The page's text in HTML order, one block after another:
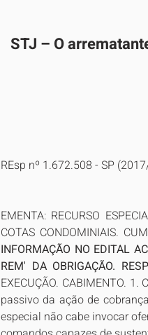
STJ – O
REsp nº 1.672.508 - SP
EMENTA: RECURSO
COTAS CONDOMINIAIS.
INFORMAÇÃO NO EDITAL
REM' DA OBRIGAÇÃO.
EXECUÇÃO. CABIMENTO.
passivo da ação de
especial não cabe invocar